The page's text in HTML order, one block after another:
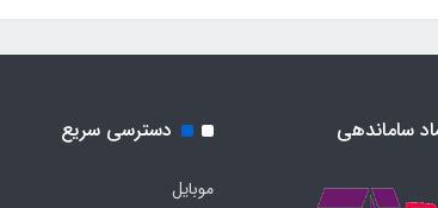
ساماندهی دسترسی سریع
موبایل